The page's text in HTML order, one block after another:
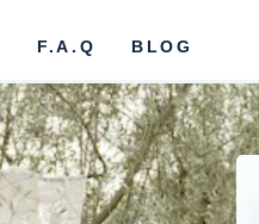
F.A.Q BLOG